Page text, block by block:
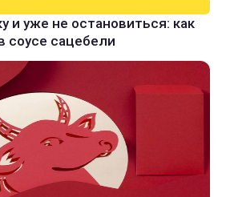
и уже не остановиться: как
соусе сацебели